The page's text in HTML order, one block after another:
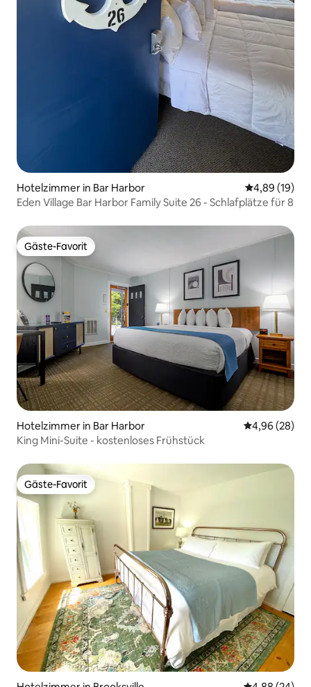
Hotelzimmer in Bar Harbor
4,89 (19)
Eden Village Bar Harbor Family Suite 26 - Schlafplätze für 8
Gäste-Favorit
Gäste-Favorit
Hotelzimmer in Bar Harbor
4,96 (28)
King Mini-Suite - kostenloses Frühstück
Gäste-Favorit
Gäste-Favorit